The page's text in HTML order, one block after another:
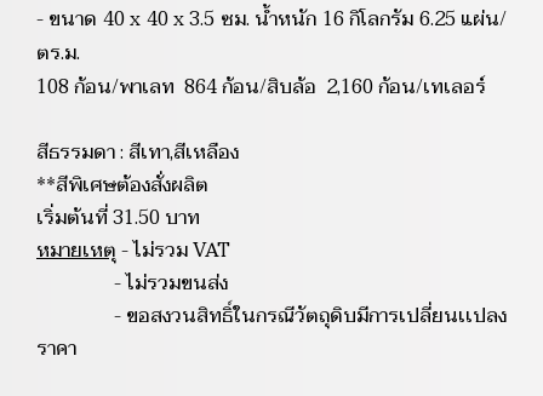
- ขนาด 40 x 40 x 3.5 ซม. น้ำหนัก 16 กิโลกรัม 6.25 แผ่น/
ตร.ม.
108 ก้อน/พาเลท 864 ก้อน/สิบล้อ 2,160 ก้อน/เทเลอร์
สีธรรมดา : สีเทา,สีเหลือง
**สีพิเศษต้องสั่งผลิต
เริ่มต้นที่ 31.50 บาท
หมายเหตุ- ไม่รวม VAT
- ไม่รวมขนส่ง
- ขอสงวนสิทธิ์ในกรณีวัตถุดิบมีการเปลี่ยนเเปลง
ราคา